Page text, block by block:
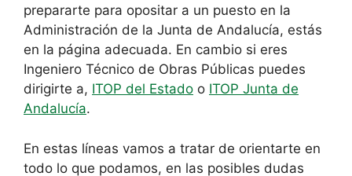
prepararte para opositar a un puesto en la
Administración de la Junta de Andalucía, estás
en la página adecuada. En cambio si eres
Ingeniero Técnico de Obras Públicas puedes
dirigirte a, ITOP del Estado o ITOP Junta de
Andalucía.
En estas líneas vamos a tratar de orientarte en
todo lo que podamos, en las posibles dudas